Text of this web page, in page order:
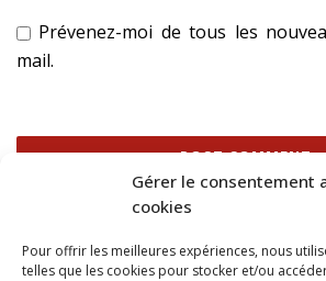
Gérer le consentement
cookies
Pour offrir les meilleures expériences, nous
telles que les cookies pour stocker et/ou
Prévenez-moi de tous les
mail.
savoir plus sur la façon dont les